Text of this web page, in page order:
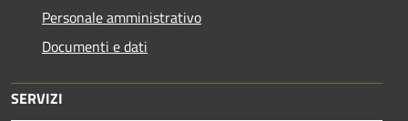
Personale amministrativo
Documenti e dati
SERVIZI